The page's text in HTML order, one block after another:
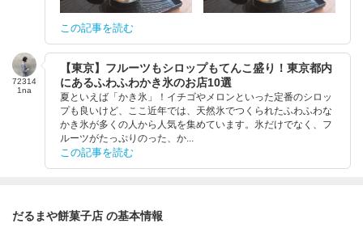
この記事を読む
72314
1na
【東京】フルーツもシロップもてんこ盛り！東京都内
にあるふわふわかき氷のお店10選
夏といえば「かき氷」！イチゴやメロンといった定番のシロッ
プも良いけど、ここ近年では、天然氷でつくられたふわふわな
かき氷が多くの人から人気を集めています。氷だけでなく、フ
ルーツがたっぷりのった、か...
この記事を読む
だるまや餅菓子店 の基本情報